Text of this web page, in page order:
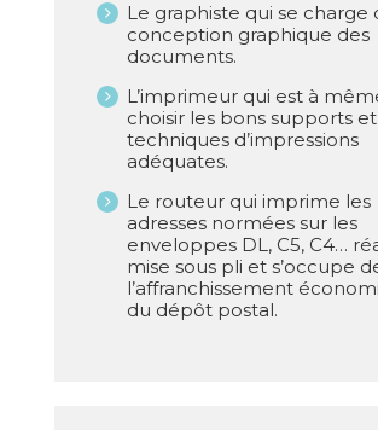
Le graphiste qui se charge
conception graphique des
documents.
L’imprimeur qui est à
choisir les bons supports
techniques d’impressions
adéquates.
Le routeur qui imprime les
adresses normées sur les
enveloppes DL, C5, C4…
mise sous pli et s’occupe
l’affranchissement
du dépôt postal.